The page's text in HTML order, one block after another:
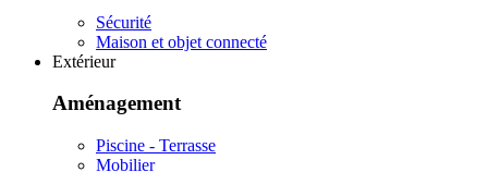
Sécurité
Maison et objet connecté
Extérieur
Aménagement
Piscine - Terrasse
Mobilier